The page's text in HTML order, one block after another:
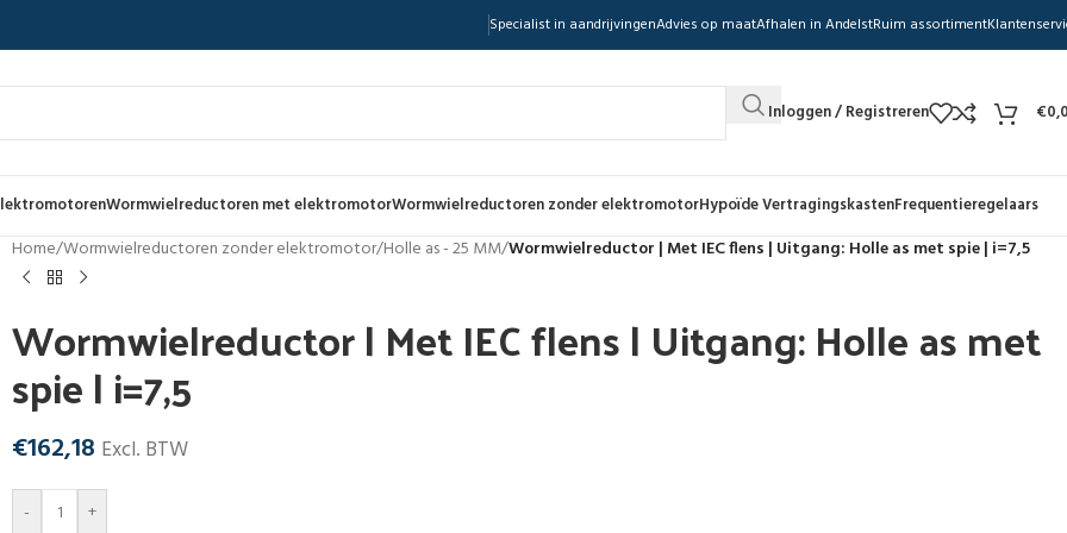
Specialist in aandrijvingenAdvies op maatAfhalen in AndelstRuim assortiment
Inloggen / Registreren €
Wormwielreductoren met elektromotorWormwielreductoren zonder elektromotorHypoïde VertragingskastenFrequentieregelaars
Home/Wormwielreductoren zonder elektromotor/Holle as - 25 MM/Wormwielreductor | Met IEC flens | Uitgang: Holle as met spie | i=7,5
Wormwielreductor | Met IEC flens | Uitgang: Holle as met
spie | i=7,5
€162,18 Excl. BTW
- +